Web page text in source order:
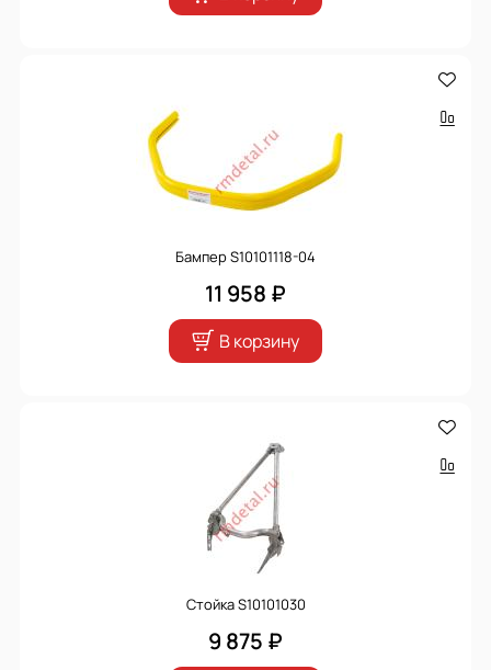
Бампер S10101118-04
11 958 ₽
В корзину
Стойка S10101030
9 875 ₽